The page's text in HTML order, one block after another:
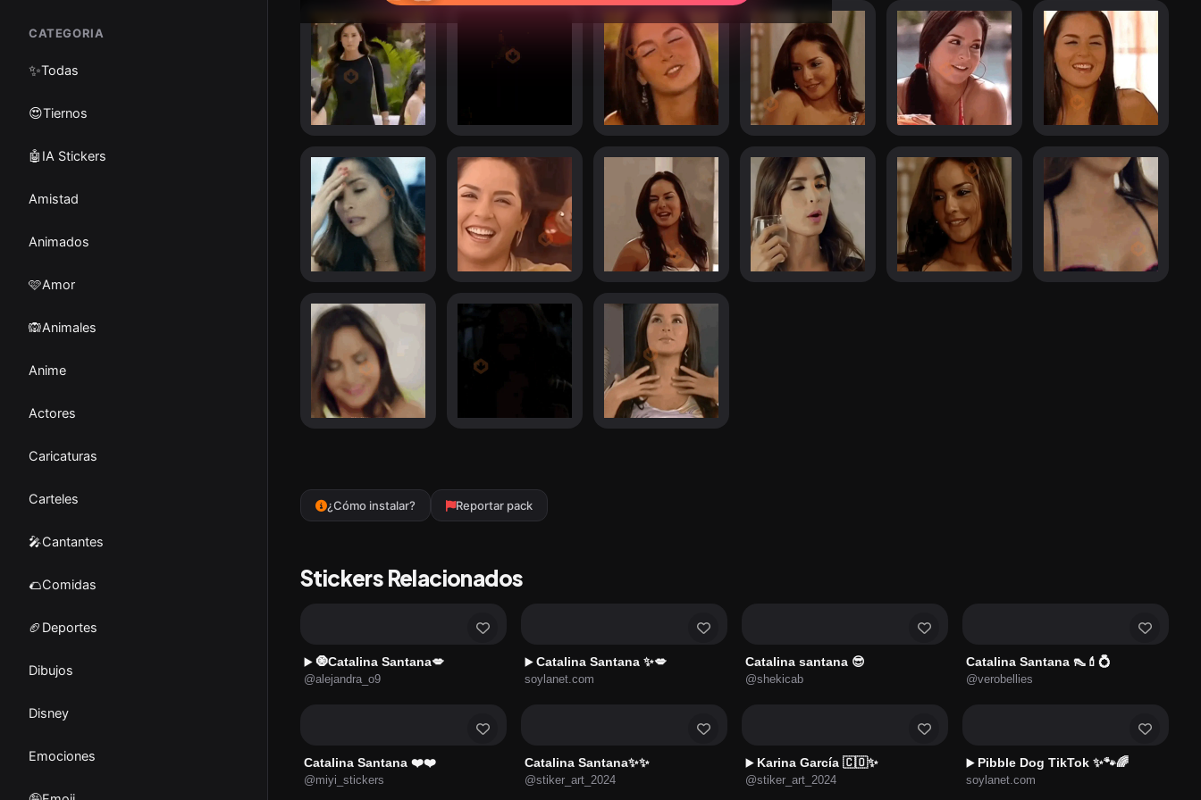
CATEGORIA
✨Todas
😍Tiernos
🤖IA Stickers
Amistad
Animados
🩷Amor
🙉Animales
Anime
Actores
Caricaturas
Carteles
🎤Cantantes
🌮Comidas
🏈Deportes
Dibujos
Disney
Emociones
¿Cómo instalar? Reportar pack
Stickers Relacionados
▶️ 🧿Catalina Santana💋
@alejandra_o9
▶️ Catalina Santana ✨💋
soylanet.com
Catalina santana 😎
@shekicab
Catalina Santana 👠💄💍
@verobellies
Catalina Santana ❤️❤️
@miyi_stickers
Catalina Santana✨✨
@stiker_art_2024
▶️ Karina García 🇨🇴✨
@stiker_art_2024
▶️ Pibble Dog TikTok ✨🐾🌈
soylanet.com